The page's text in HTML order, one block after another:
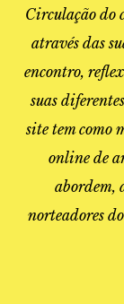
Circulação do
através das
encontro,
suas
site tem como
online de
abordem,
norteadores